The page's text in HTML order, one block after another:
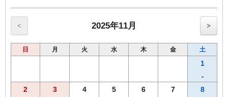
------------------------------------------------------
♪朝食付♪
スタッフが毎朝焼き上げる焼きたてパンをお召し上がりいただけま
す。
【ワシントンＲ＆Ｂホテル朝食メニュー（AM6：30-AM9：30）】
・モーニングカレーライス
・スタイリッシュサラダ
< 2025年11月 >
日 月 火 水 木 金 土
1
-
2 3 4 5 6 7 8